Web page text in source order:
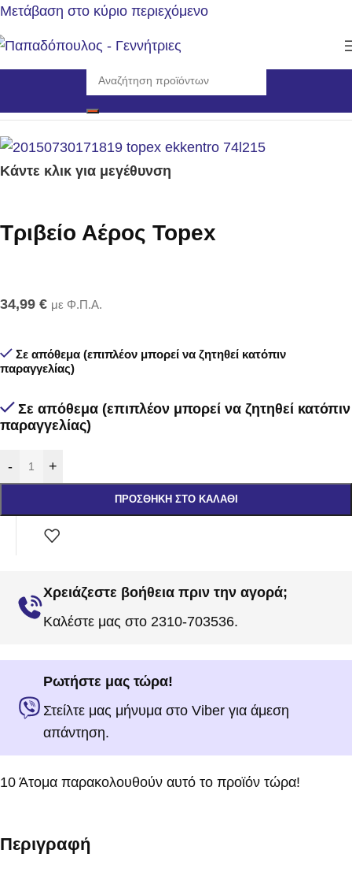
Μετάβαση στο κύριο περιεχόμενο
Αρχική σελίδα/Εργαλεία/Εξαρτήματα και Εργαλεία Αέρος
Κάντε κλικ για μεγέθυνση
Τριβείο Αέρος Topex
34,99 € με Φ.Π.Α.
Σε απόθεμα (επιπλέον μπορεί να ζητηθεί κατόπιν
παραγγελίας)
Σε απόθεμα (επιπλέον μπορεί να ζητηθεί κατόπιν
παραγγελίας)
- +
ΠΡΟΣΘΉΚΗ ΣΤΟ ΚΑΛΆΘΙ
Χρειάζεστε βοήθεια πριν την αγορά;
Καλέστε μας στο 2310-703536.
Ρωτήστε μας τώρα!
Στείλτε μας μήνυμα στο Viber για άμεση
απάντηση.
10 Άτομα παρακολουθούν αυτό το προϊόν τώρα!
Περιγραφή